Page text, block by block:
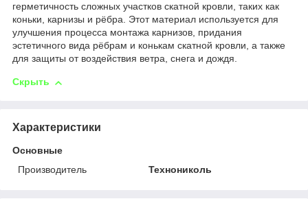
герметичность сложных участков скатной кровли, таких как
коньки, карнизы и рёбра. Этот материал используется для
улучшения процесса монтажа карнизов, придания
эстетичного вида рёбрам и конькам скатной кровли, а также
для защиты от воздействия ветра, снега и дождя.
Скрыть
Характеристики
Основные
Производитель
Технониколь